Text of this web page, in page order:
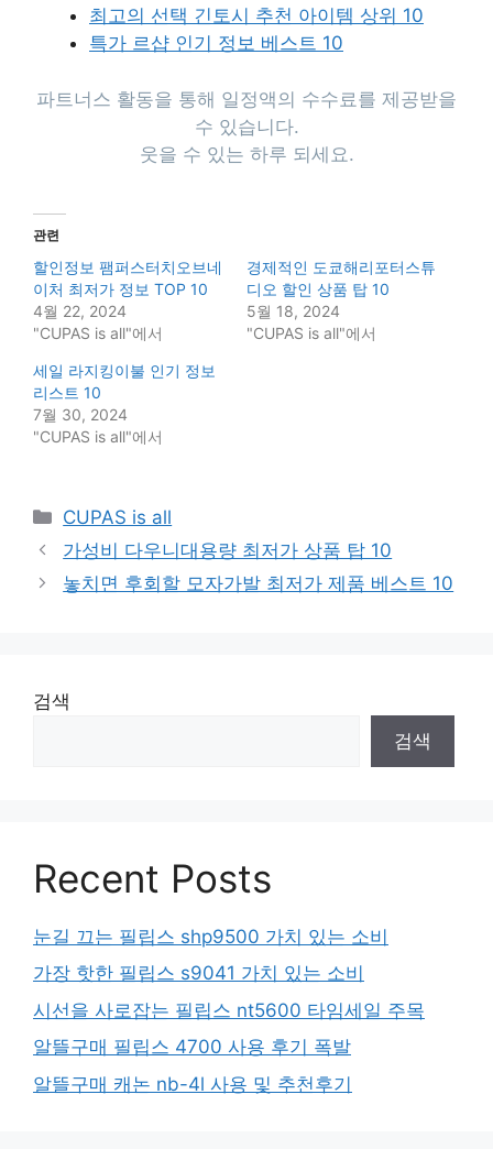
최고의 선택 긴토시 추천 아이템 상위 10
특가 르샵 인기 정보 베스트 10
파트너스 활동을 통해 일정액의 수수료를 제공받을
수 있습니다.
웃을 수 있는 하루 되세요.
관련
할인정보 팸퍼스터치오브네
이처 최저가 정보 TOP 10
4월 22, 2024
"CUPAS is all"에서
경제적인 도쿄해리포터스튜
디오 할인 상품 탑 10
5월 18, 2024
"CUPAS is all"에서
세일 라지킹이불 인기 정보
리스트 10
7월 30, 2024
"CUPAS is all"에서
Categories
CUPAS is all
가성비 다우니대용량 최저가 상품 탑 10
놓치면 후회할 모자가발 최저가 제품 베스트 10
검색
검색
Recent Posts
눈길 끄는 필립스 shp9500 가치 있는 소비
가장 핫한 필립스 s9041 가치 있는 소비
시선을 사로잡는 필립스 nt5600 타임세일 주목
알뜰구매 필립스 4700 사용 후기 폭발
알뜰구매 캐논 nb-4l 사용 및 추천후기